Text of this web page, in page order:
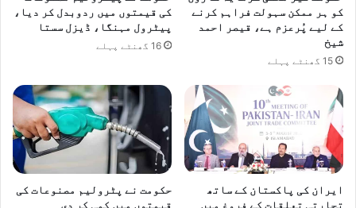
ا
ل
ی
ک
ن
ک
م
ی
ش
ن
ک
ی
د
ہ
ن
ا
م
ی
آ
ر
ا
ئ
کو ہر ممکن سہولت فراہم کرنے
کے لیے پُرعزم ہے، قیصر احمد
شیخ
15 گھنٹے پہلے
کی قیمتوں میں ردوبدل کر دیا،
پیٹرول مہنگا، ڈیزل سستا
16 گھنٹے پہلے
ایران کی پاکستان کے ساتھ
تجارتی تعلقات کے فروغ میں
حکومت نے پٹرولیم مصنوعات کی
قیمتوں میں کمی کر دی